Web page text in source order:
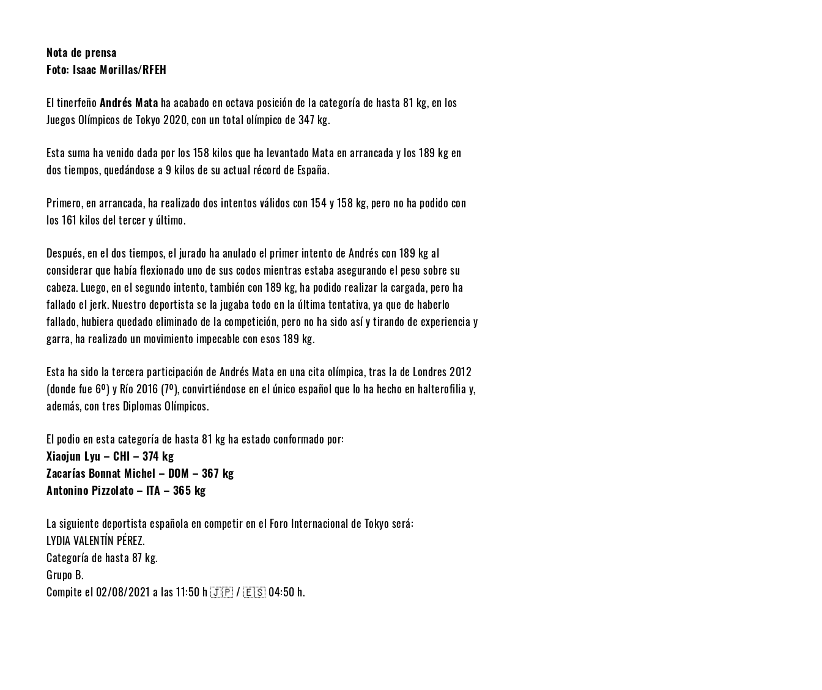
Nota de prensa
Foto: Isaac Morillas/RFEH
El tinerfeño Andrés Mata ha acabado en octava posición de la categoría de hasta 81 kg, en los
Juegos Olímpicos de Tokyo 2020, con un total olímpico de 347 kg.
Esta suma ha venido dada por los 158 kilos que ha levantado Mata en arrancada y los 189 kg en
dos tiempos, quedándose a 9 kilos de su actual récord de España.
Primero, en arrancada, ha realizado dos intentos válidos con 154 y 158 kg, pero no ha podido con
los 161 kilos del tercer y último.
Después, en el dos tiempos, el jurado ha anulado el primer intento de Andrés con 189 kg al
considerar que había flexionado uno de sus codos mientras estaba asegurando el peso sobre su
cabeza. Luego, en el segundo intento, también con 189 kg, ha podido realizar la cargada, pero ha
fallado el jerk. Nuestro deportista se la jugaba todo en la última tentativa, ya que de haberlo
fallado, hubiera quedado eliminado de la competición, pero no ha sido así y tirando de experiencia y
garra, ha realizado un movimiento impecable con esos 189 kg.
Esta ha sido la tercera participación de Andrés Mata en una cita olímpica, tras la de Londres 2012
(donde fue 6º) y Río 2016 (7º), convirtiéndose en el único español que lo ha hecho en halterofilia y,
además, con tres Diplomas Olímpicos.
El podio en esta categoría de hasta 81 kg ha estado conformado por:
Xiaojun Lyu – CHI – 374 kg
Zacarías Bonnat Michel – DOM – 367 kg
Antonino Pizzolato – ITA – 365 kg
La siguiente deportista española en competir en el Foro Internacional de Tokyo será:
LYDIA VALENTÍN PÉREZ.
Categoría de hasta 87 kg.
Grupo B.
Compite el 02/08/2021 a las 11:50 h 🇯🇵 / 🇪🇸 04:50 h.